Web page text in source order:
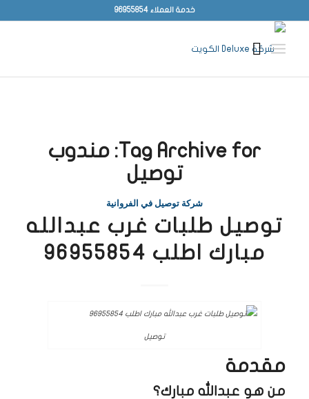
خدمة العملاء 96955854
Tag Archive for: مندوب
توصيل
شركة توصيل في الفروانية
توصيل طلبات غرب عبدالله
مبارك اطلب 96955854
توصيل
مقدمة
من هو عبدالله مبارك؟